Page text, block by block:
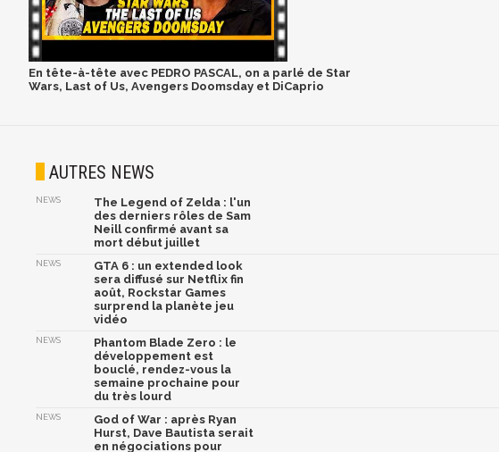
En tête-à-tête avec PEDRO PASCAL, on a parlé de Star
Wars, Last of Us, Avengers Doomsday et DiCaprio
AUTRES NEWS
NEWS
The Legend of Zelda : l'un
des derniers rôles de Sam
Neill confirmé avant sa
mort début juillet
NEWS
GTA 6 : un extended look
sera diffusé sur Netflix fin
août, Rockstar Games
surprend la planète jeu
vidéo
NEWS
Phantom Blade Zero : le
développement est
bouclé, rendez-vous la
semaine prochaine pour
du très lourd
NEWS
God of War : après Ryan
Hurst, Dave Bautista serait
en négociations pour